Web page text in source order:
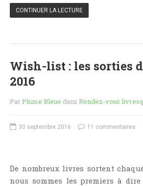
LGBT
Light Novel
Littérature Contemporaine
Manga
CONTINUER LA LECTURE
Wish-list : les sorties
2016
ParPlume Bleue dans Rendez-vous
30 septembre 2016 11 commentaires
De nombreux livres sortent
nous sommes les premiers à